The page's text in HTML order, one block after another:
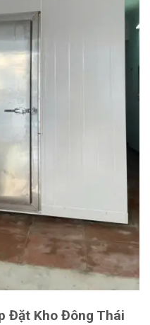
Đặt Kho Đông Thái